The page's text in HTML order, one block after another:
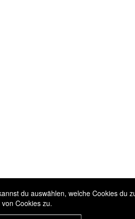
du auswählen, welche Cookies du
Cookies zu.